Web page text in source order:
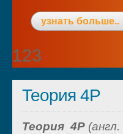
узнать больше..
123
Теория 4P
Теория 4P (англ.